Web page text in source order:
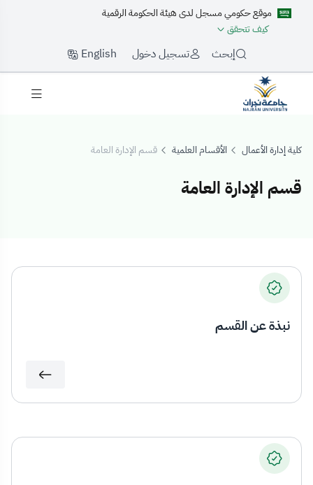
موقع حكومي مسجل لدى هيئة الحكومة الرقمية
كيف تتحقق
إبحث تسجيل دخول English
كلية إدارة الأعمال الأقسام العلمية قسم الإدارة العامة
قسم الإدارة العامة
قسم الإدارة العامة
نبذة عن القسم